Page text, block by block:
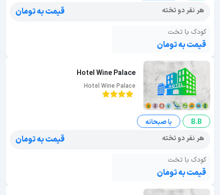
هر نفر دو تخته
قیمت به تومان
کودک با تخت
قیمت به تومان
Hotel Wine Palace
Hotel Wine Palace
B.B
با صبحانه
هر نفر دو تخته
قیمت به تومان
کودک با تخت
قیمت به تومان